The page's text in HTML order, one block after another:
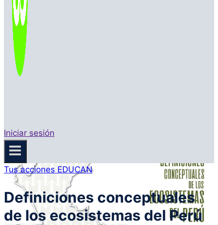
Iniciar sesión
Tus acciones EDUCAN
Definiciones conceptuales
de los ecosistemas del Perú